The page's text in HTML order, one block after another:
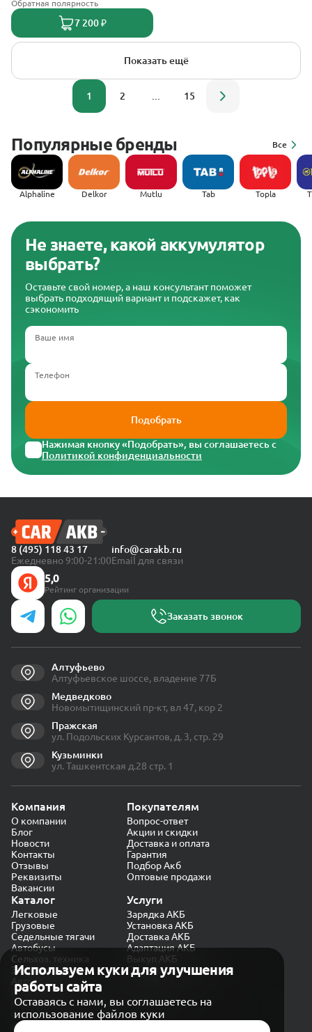
Обратная полярность
7 200 ₽
Показать ещё
1 2 15
Популярные бренды Все
Alphaline Delkor Mutlu Tab Topla
Не знаете, какой аккумулятор
выбрать?
Оставьте свой номер, а наш консультант поможет
выбрать подходящий вариант и подскажет, как
сэкономить
Ваше имя
Телефон
Подобрать
Нажимая кнопку «Подобрать», вы соглашаетесь с
Политикой конфиденциальности
Используем куки для улучшения
работы сайта
Оставаясь с нами, вы соглашаетесь на
использование файлов куки
8 (495) 118 43 17
Ежедневно 9:00-21:00
info@carakb.ru
Email для связи
5,0
Рейтинг организации
Заказать звонок
Алтуфьево
Алтуфьевское шоссе, владение 77Б
Медведково
Новомытищинский пр-кт, вл 47, кор 2
Пражская
ул. Подольских Курсантов, д. 3, стр. 29
Кузьминки
ул. Ташкентская д.28 стр. 1
Компания
О компании
Блог
Новости
Контакты
Отзывы
Реквизиты
Вакансии
Покупателям
Вопрос-ответ
Акции и скидки
Доставка и оплата
Гарантия
Подбор Акб
Оптовые продажи
Каталог
Легковые
Грузовые
Седельные тягачи
Автобусы
Сельхоз. техника
Экскаваторы
Автокраны
Услуги
Зарядка АКБ
Установка АКБ
Доставка АКБ
Адаптация АКБ
Выкуп АКБ
Проверка генератора
Политика конфиденциальности
Обработка персональных данных
Согласие на обработку в «Яндекс.Метрика»
Карта сайта